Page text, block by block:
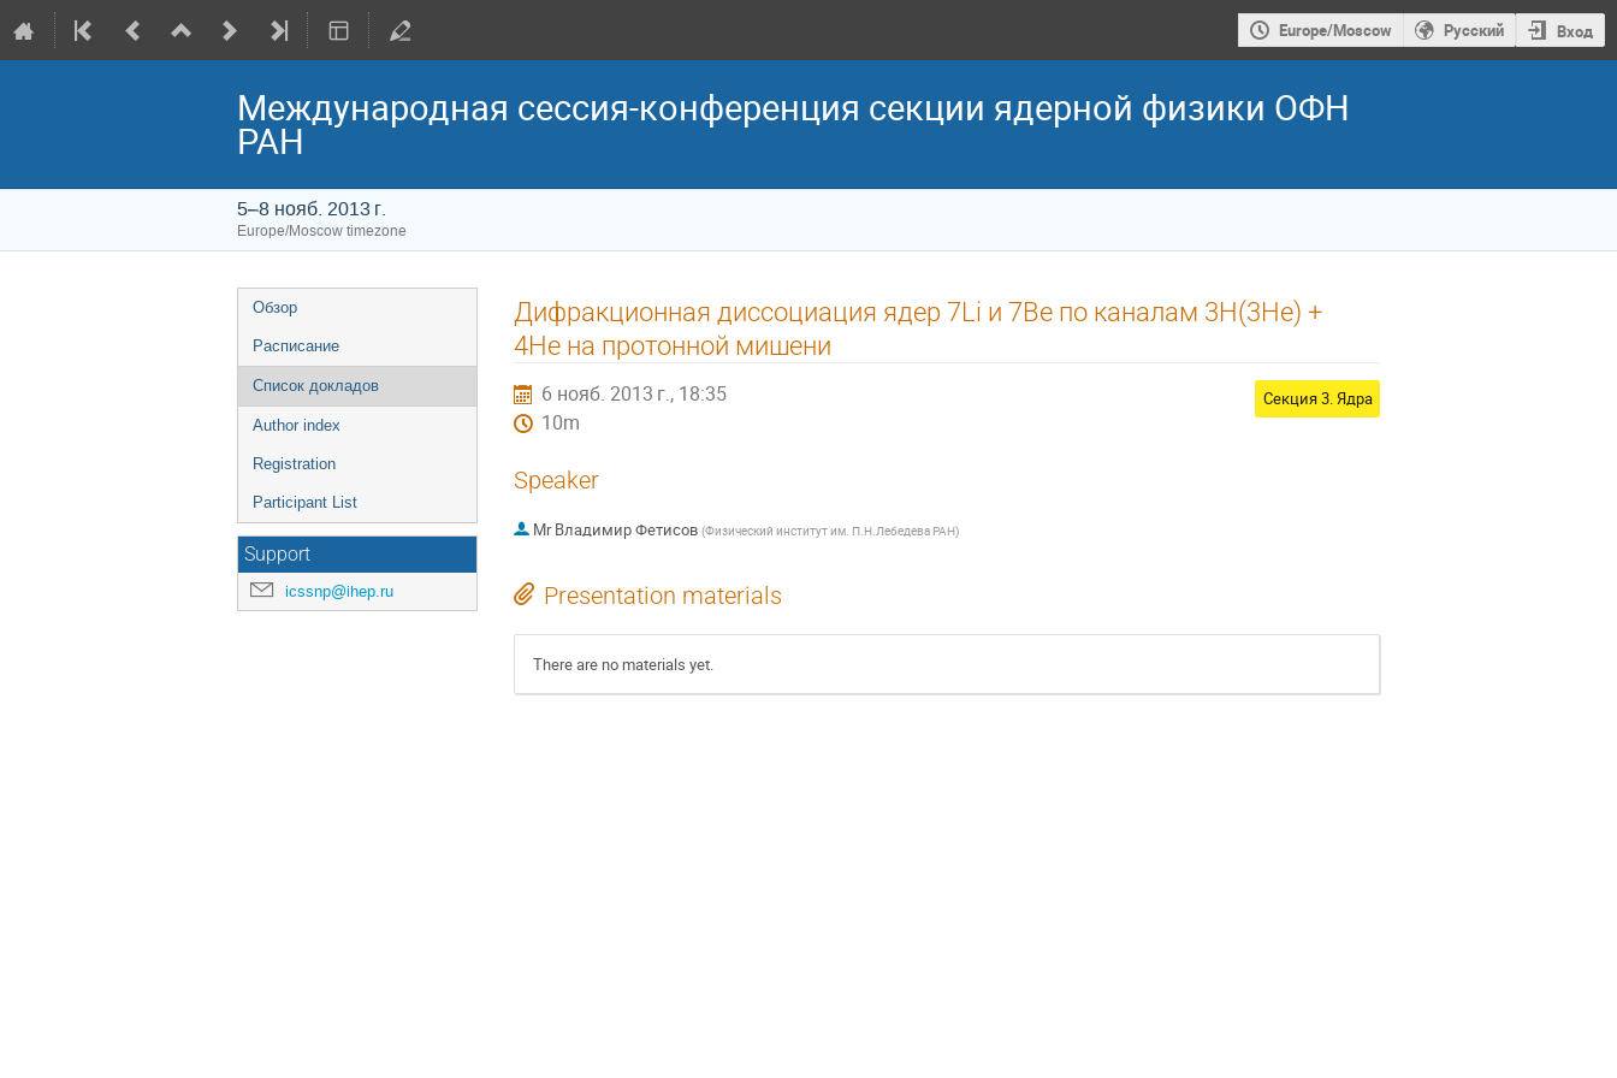
Europe/Moscow Русский Вход
Международная сессия-конференция секции ядерной физики ОФН
РАН
5–8 нояб. 2013 г.
Europe/Moscow timezone
Event
menu
Обзор
Расписание
Список докладов
Author index
Registration
Participant List
Support
icssnp@ihep.ru
Дифракционная диссоциация ядер 7Li и 7Be по каналам 3H(3He) +
4He на протонной мишени
6 нояб. 2013 г., 18:35
10m
Секция 3. Ядра
Speaker
Mr Владимир Фетисов (Физический институт им. П.Н.Лебедева РАН)
Presentation materials
There are no materials yet.